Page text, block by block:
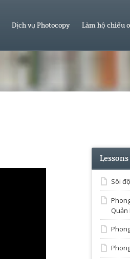
Dịch vụ Photocopy Làm hộ chiếu
Lessons
Sôi
Quản